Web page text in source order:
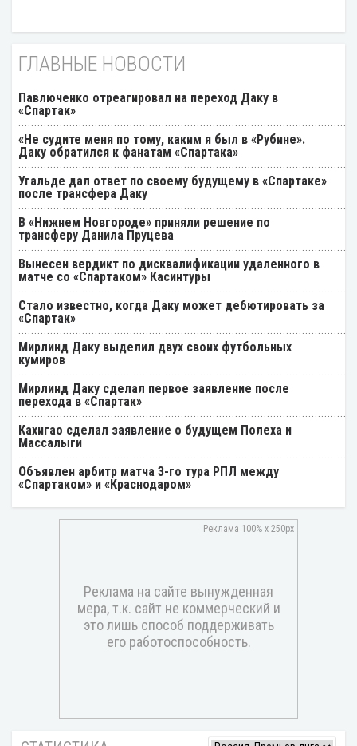
ГЛАВНЫЕ НОВОСТИ
Павлюченко отреагировал на переход Даку в
«Спартак»
«Не судите меня по тому, каким я был в «Рубине».
Даку обратился к фанатам «Спартака»
Угальде дал ответ по своему будущему в «Спартаке»
после трансфера Даку
В «Нижнем Новгороде» приняли решение по
трансферу Данила Пруцева
Вынесен вердикт по дисквалификации удаленного в
матче со «Спартаком» Касинтуры
Стало известно, когда Даку может дебютировать за
«Спартак»
Мирлинд Даку выделил двух своих футбольных
кумиров
Мирлинд Даку сделал первое заявление после
перехода в «Спартак»
Кахигао сделал заявление о будущем Полеха и
Массалыги
Объявлен арбитр матча 3-го тура РПЛ между
«Спартаком» и «Краснодаром»